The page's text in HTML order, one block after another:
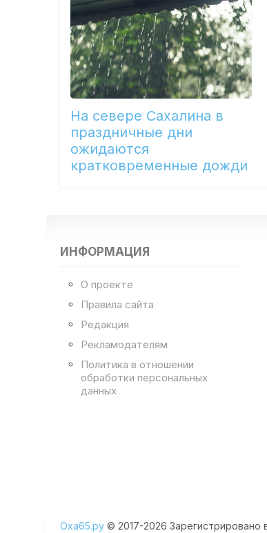
На севере Сахалина в
праздничные дни
ожидаются
кратковременные дожди
ИНФОРМАЦИЯ
О проекте
Правила сайта
Редакция
Рекламодателям
Политика в отношении
обработки персональных
данных
Оха65.ру © 2017-2026